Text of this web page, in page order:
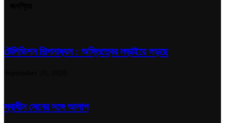
টেলিভিশন শিল্পমাধ্যম : অস্তিত্বের লড়াইয়ে লড়ছে
স্বাধীন সেনের সঙ্গে আলাপ